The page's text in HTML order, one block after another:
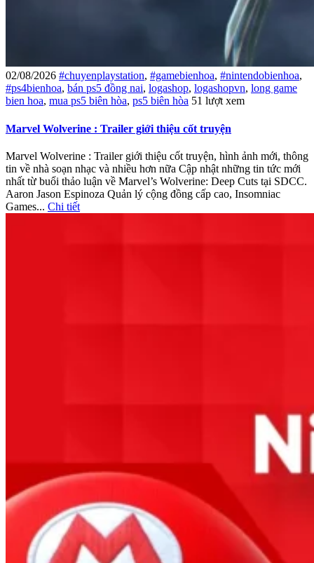
02/08/2026 #chuyenplaystation, #gamebienhoa, #nintendobienhoa,
#ps4bienhoa, bán ps5 đồng nai, logashop, logashopvn, long game
bien hoa, mua ps5 biên hòa, ps5 biên hòa 51 lượt xem
Marvel Wolverine : Trailer giới thiệu cốt truyện
Marvel Wolverine : Trailer giới thiệu cốt truyện, hình ảnh mới, thông
tin về nhà soạn nhạc và nhiều hơn nữa Cập nhật những tin tức mới
nhất từ ​​buổi thảo luận về Marvel’s Wolverine: Deep Cuts tại SDCC.
Aaron Jason Espinoza Quản lý cộng đồng cấp cao, Insomniac
Games... Chi tiết